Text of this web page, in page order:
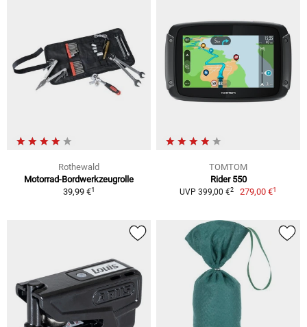
Rothewald
Motorrad-Bordwerkzeugrolle
39,99 €1
TOMTOM
Rider 550
UVP 399,00 €2 279,00 €1